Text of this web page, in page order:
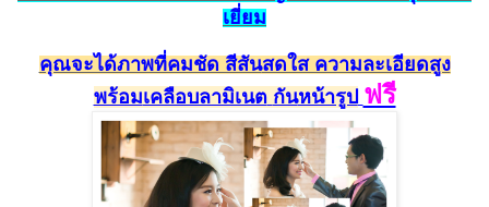
เยี่ยม
คุณจะได้ภาพที่คมชัด สีสันสดใส ความละเอียดสูง
พร้อมเคลือบลามิเนต กันหน้ารูป ฟรี